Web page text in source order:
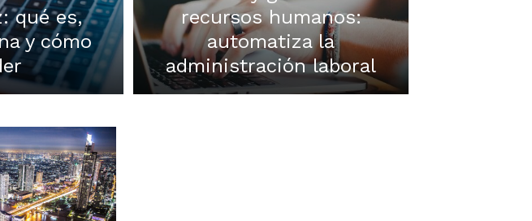
qué es,
y cómo
recursos humanos:
automatiza la
administración laboral